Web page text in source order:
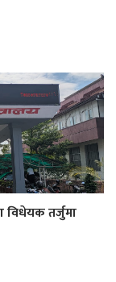
विधेयक तर्जुमा